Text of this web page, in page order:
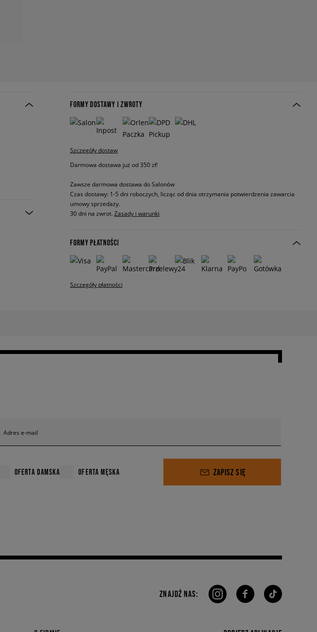
FORMY DOSTAWY I ZWROTY
Szczegóły dostaw
Darmowa dostawa już od 350 zł!
Zawsze darmowa dostawa do Salonów
Czas dostawy: 1-5 dni roboczych, licząc od dnia otrzymania potwierdzenia zawarcia
umowy sprzedaży.
30 dni na zwrot. Zasady i warunki
FORMY PŁATNOŚCI
Szczegóły płatności
Adres e-mail
OFERTA DAMSKA OFERTA MĘSKA ZAPISZ SIĘ
ZNAJDŹ NAS: